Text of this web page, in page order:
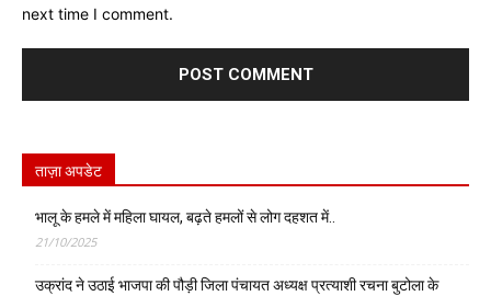
next time I comment.
ताज़ा अपडेट
भालू के हमले में महिला घायल, बढ़ते हमलों से लोग दहशत में..
21/10/2025
उक्रांद ने उठाई भाजपा की पौड़ी जिला पंचायत अध्यक्ष प्रत्याशी रचना बुटोला के